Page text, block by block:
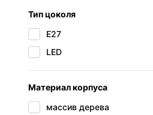
Тип цоколя
E27
LED
Материал корпуса
массив дерева